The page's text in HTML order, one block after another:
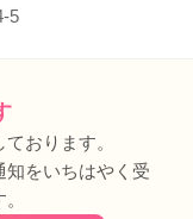
5
おります。
をいちはやく受